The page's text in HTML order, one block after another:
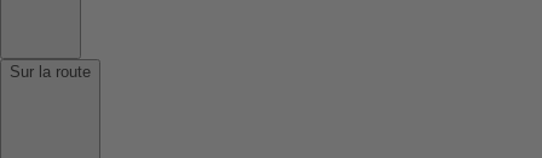
Sur la route